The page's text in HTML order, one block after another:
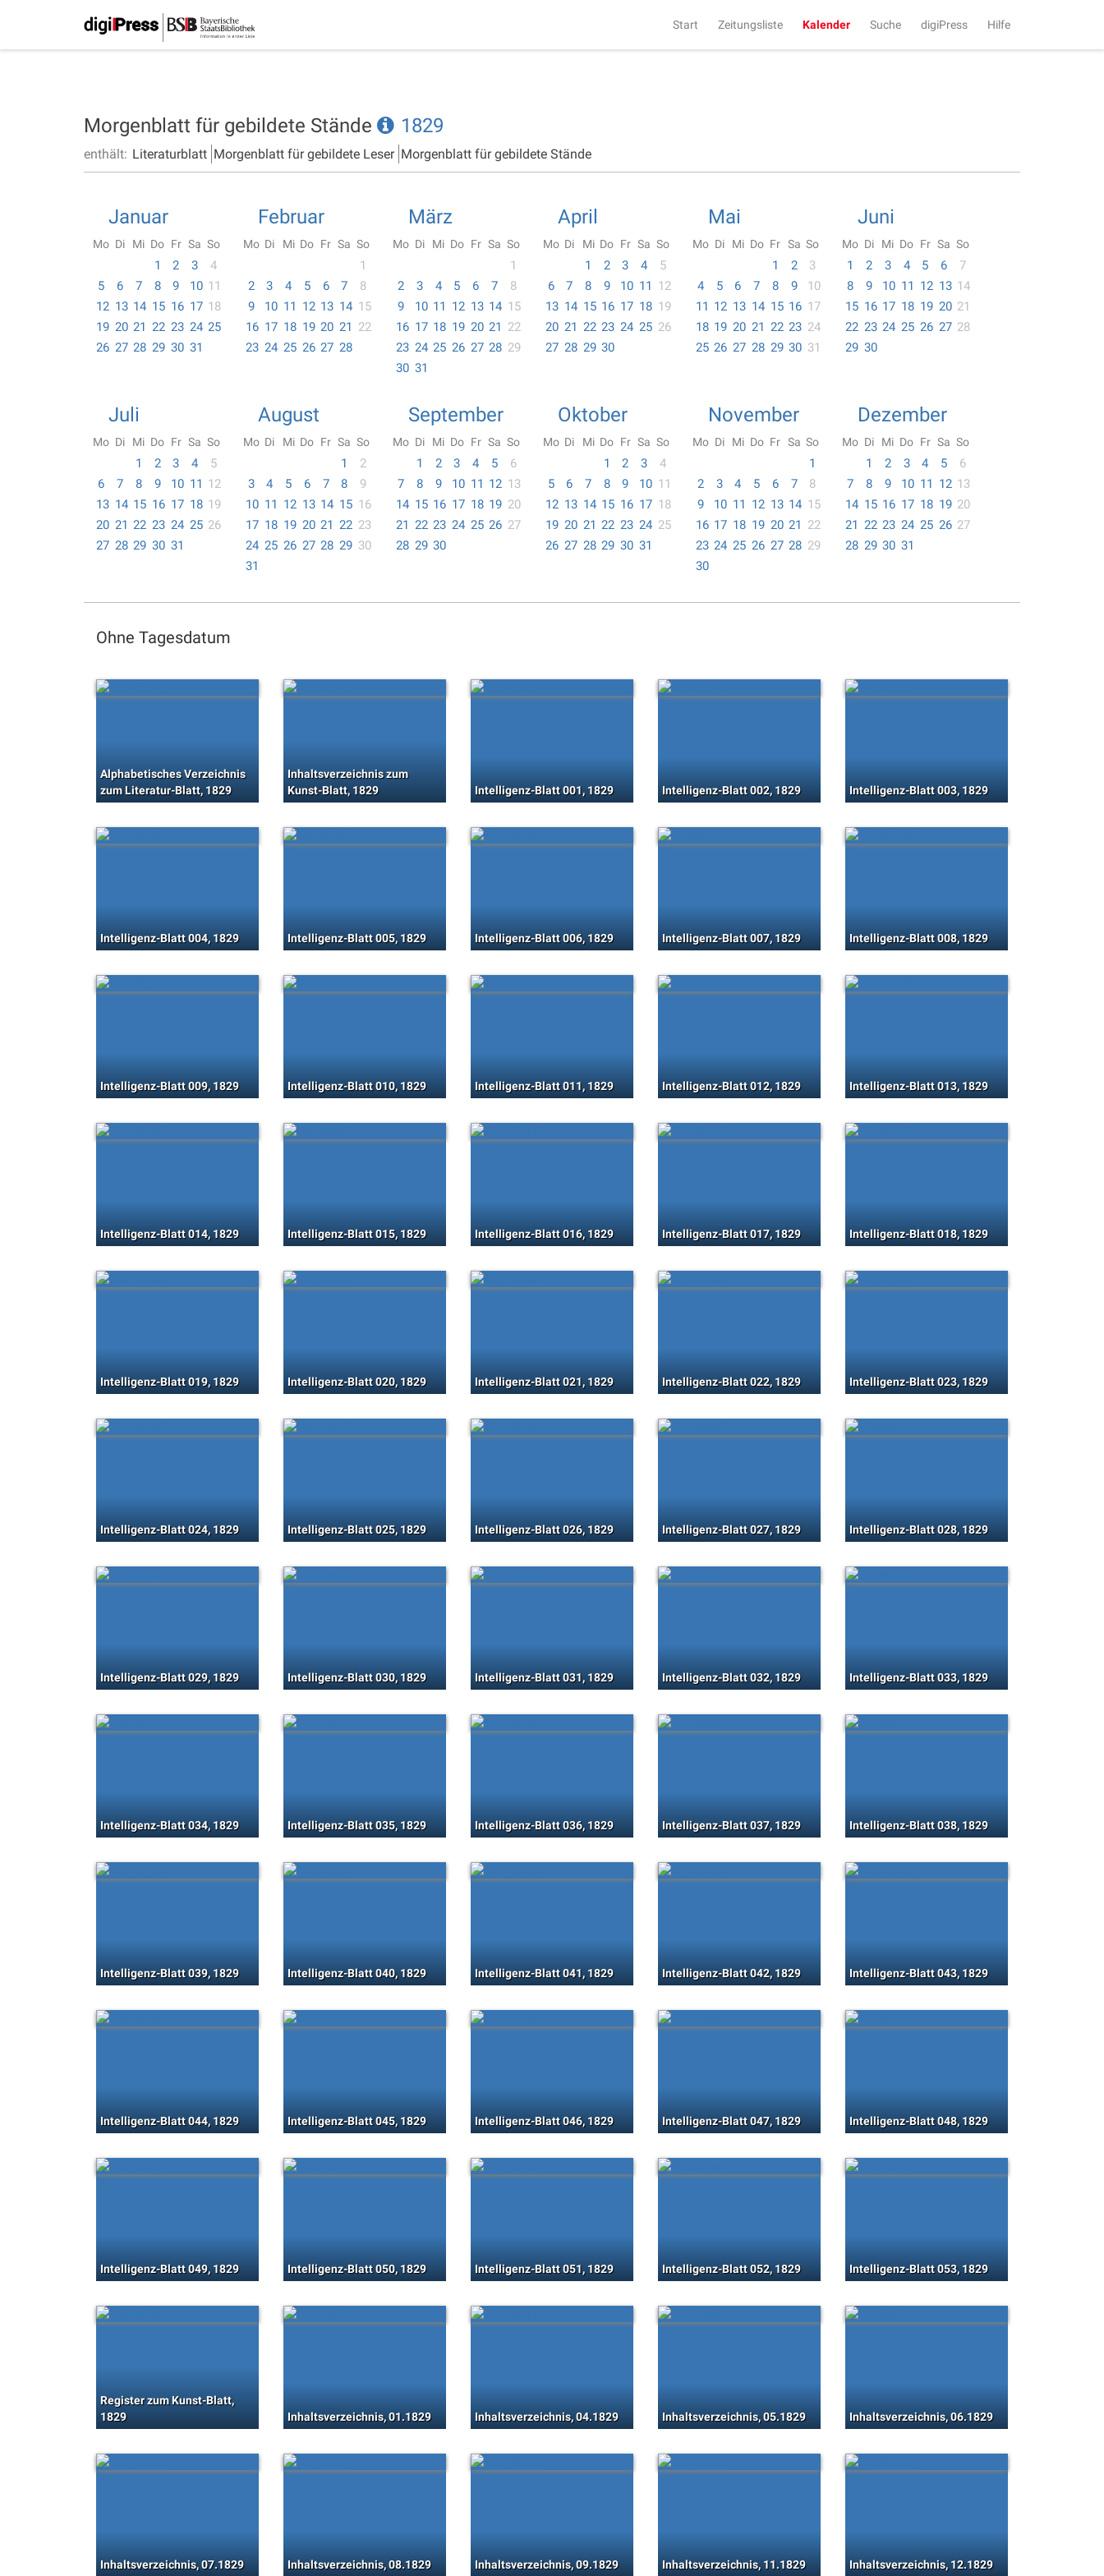
Start Zeitungsliste Kalender Suche digiPress Hilfe
Morgenblatt für gebildete Stände 1829
enthält: Literaturblatt Morgenblatt für gebildete Leser Morgenblatt für gebildete Stände
Januar
Mo Di Mi Do Fr Sa So
1 2 3
4
5
6 7 8 9 10 11
12 13 14 15 16 17 18
19 20 21 22 23 24 25
26 27 28 29 30 31
Februar
Mo Di Mi Do Fr Sa So
1
2
3 4 5 6 7
8
9
10 11 12 13 14 15
16 17 18 19 20 21 22
23 24 25 26 27 28
März
Mo Di Mi Do Fr Sa So
1
2
3 4 5 6 7
8
9
10 11 12 13 14 15
16 17 18 19 20 21 22
23 24 25 26 27 28 29
30 31
April
Mo Di Mi Do Fr Sa So
1 2 3 4
5
6
7 8 9 10 11 12
13 14 15 16 17 18 19
20 21 22 23 24 25 26
27 28 29 30
Mai
Mo Di Mi Do Fr Sa So
1 2
3
4
5 6 7 8 9
10
11 12 13 14 15 16 17
18 19 20 21 22 23 24
25 26 27 28 29 30 31
Juni
Mo Di Mi Do Fr Sa So
1 2 3 4 5 6
7
8
9 10 11 12 13 14
15 16 17 18 19 20 21
22 23 24 25 26 27 28
29 30
Juli
Mo Di Mi Do Fr Sa So
1 2 3 4
5
6
7 8 9 10 11 12
13 14 15 16 17 18 19
20 21 22 23 24 25 26
27 28 29 30 31
August
Mo Di Mi Do Fr Sa So
1
2
3
4 5 6 7 8
9
10 11 12 13 14 15 16
17 18 19 20 21 22 23
24 25 26 27 28 29 30
31
September
Mo Di Mi Do Fr Sa So
1 2 3 4 5
6
7
8 9 10 11 12 13
14 15 16 17 18 19 20
21 22 23 24 25 26 27
28 29 30
Oktober
Mo Di Mi Do Fr Sa So
1 2 3
4
5
6 7 8 9 10 11
12 13 14 15 16 17 18
19 20 21 22 23 24 25
26 27 28 29 30 31
November
Mo Di Mi Do Fr Sa So
1
2
3 4 5 6 7
8
9
10 11 12 13 14 15
16 17 18 19 20 21 22
23 24 25 26 27 28 29
30
Dezember
Mo Di Mi Do Fr Sa So
1 2 3 4 5
6
7
8 9 10 11 12 13
14 15 16 17 18 19 20
21 22 23 24 25 26 27
28 29 30 31
Ohne Tagesdatum
Alphabetisches Verzeichnis
zum Literatur-Blatt, 1829
Inhaltsverzeichnis zum
Kunst-Blatt, 1829
Intelligenz-Blatt 001, 1829 Intelligenz-Blatt 002, 1829 Intelligenz-Blatt 003, 1829
Intelligenz-Blatt 004, 1829 Intelligenz-Blatt 005, 1829 Intelligenz-Blatt 006, 1829 Intelligenz-Blatt 007, 1829 Intelligenz-Blatt 008, 1829
Intelligenz-Blatt 009, 1829 Intelligenz-Blatt 010, 1829 Intelligenz-Blatt 011, 1829 Intelligenz-Blatt 012, 1829 Intelligenz-Blatt 013, 1829
Intelligenz-Blatt 014, 1829 Intelligenz-Blatt 015, 1829 Intelligenz-Blatt 016, 1829 Intelligenz-Blatt 017, 1829 Intelligenz-Blatt 018, 1829
Intelligenz-Blatt 019, 1829 Intelligenz-Blatt 020, 1829 Intelligenz-Blatt 021, 1829 Intelligenz-Blatt 022, 1829 Intelligenz-Blatt 023, 1829
Intelligenz-Blatt 024, 1829 Intelligenz-Blatt 025, 1829 Intelligenz-Blatt 026, 1829 Intelligenz-Blatt 027, 1829 Intelligenz-Blatt 028, 1829
Intelligenz-Blatt 029, 1829 Intelligenz-Blatt 030, 1829 Intelligenz-Blatt 031, 1829 Intelligenz-Blatt 032, 1829 Intelligenz-Blatt 033, 1829
Intelligenz-Blatt 034, 1829 Intelligenz-Blatt 035, 1829 Intelligenz-Blatt 036, 1829 Intelligenz-Blatt 037, 1829 Intelligenz-Blatt 038, 1829
Intelligenz-Blatt 039, 1829 Intelligenz-Blatt 040, 1829 Intelligenz-Blatt 041, 1829 Intelligenz-Blatt 042, 1829 Intelligenz-Blatt 043, 1829
Intelligenz-Blatt 044, 1829 Intelligenz-Blatt 045, 1829 Intelligenz-Blatt 046, 1829 Intelligenz-Blatt 047, 1829 Intelligenz-Blatt 048, 1829
Intelligenz-Blatt 049, 1829 Intelligenz-Blatt 050, 1829 Intelligenz-Blatt 051, 1829 Intelligenz-Blatt 052, 1829 Intelligenz-Blatt 053, 1829
Register zum Kunst-Blatt,
1829
Inhaltsverzeichnis, 01.1829 Inhaltsverzeichnis, 04.1829 Inhaltsverzeichnis, 05.1829 Inhaltsverzeichnis, 06.1829
Inhaltsverzeichnis, 07.1829 Inhaltsverzeichnis, 08.1829 Inhaltsverzeichnis, 09.1829 Inhaltsverzeichnis, 11.1829 Inhaltsverzeichnis, 12.1829